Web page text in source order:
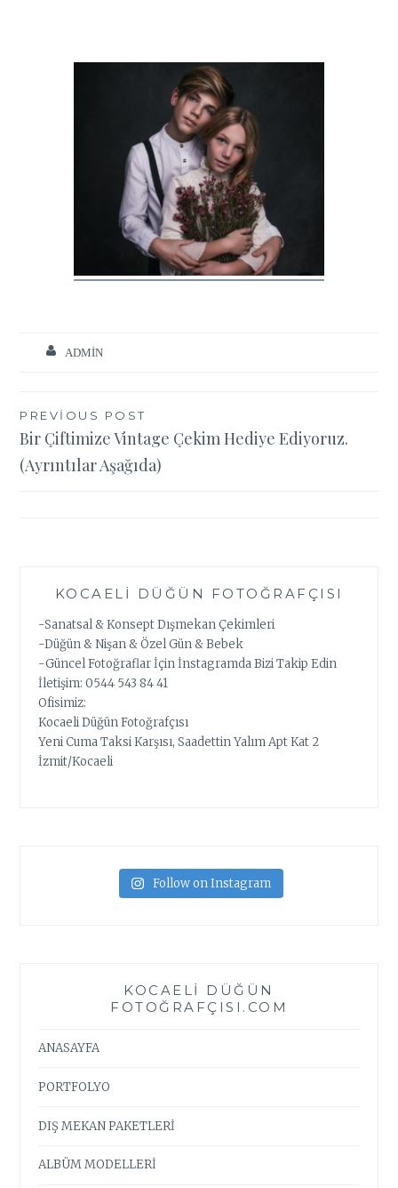
ADMIN
Yazı
gezinmesi
PREVIOUS POST
Bir Çiftimize Vintage Çekim Hediye Ediyoruz.
(Ayrıntılar Aşağıda)
KOCAELI DÜĞÜN FOTOĞRAFÇISI
-Sanatsal & Konsept Dışmekan Çekimleri
-Düğün & Nişan & Özel Gün & Bebek
-Güncel Fotoğraflar İçin İnstagramda Bizi Takip Edin
İletişim: 0544 543 84 41
Ofisimiz:
Kocaeli Düğün Fotoğrafçısı
Yeni Cuma Taksi Karşısı, Saadettin Yalım Apt Kat 2
İzmit/Kocaeli
Follow on Instagram
KOCAELI DÜĞÜN
FOTOĞRAFÇISI.COM
ANASAYFA
PORTFOLYO
DIŞ MEKAN PAKETLERİ
ALBÜM MODELLERİ